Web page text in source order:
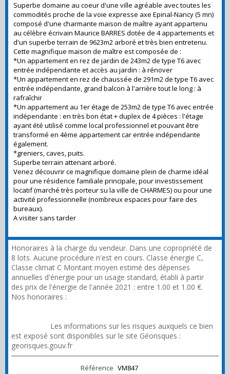
Superbe domaine au coeur d'une ville agréable avec toutes les
commodités proche de la voie expresse axe Epinal-Nancy (5 mn)
composé d'une charmante maison de maître ayant appartenu
au célèbre écrivain Maurice BARRES dotée de 4 appartements et
d'un superbe terrain de 9623m2 arboré et très bien entretenu.
Cette magnifique maison de maître est composée de :
*Un appartement en rez de jardin de 243m2 de type T6 avec
entrée indépendante et accès au jardin : à rénover
*Un appartement en rez de chaussée de 291m2 de type T6 avec
entrée indépendante, grand balcon à l'arrière tout le long : à
rafraîchir
*Un appartement au 1er étage de 253m2 de type T6 avec entrée
indépendante : en très bon état + duplex de 4 pièces : l'étage
ayant été utilisé comme local professionnel et pouvant être
transformé en 4ème appartement car entrée indépendante
également.
*greniers, caves, puits.
Superbe terrain attenant arboré.
Venez découvrir ce magnifique domaine plein de charme idéal
pour une résidence familiale principale, pour investissement
locatif (marché très porteur su la ville de CHARMES) ou pour une
activité professionnelle (nombreux espaces pour faire des
bureaux).
A visiter sans tarder
Honoraires à la charge du vendeur. Dans une copropriété de
8 lots. Aucune procédure n'est en cours. Classe énergie C,
Classe climat C Montant moyen estimé des dépenses
annuelles d'énergie pour un usage standard, établi à partir
des prix de l'énergie de l'année 2021 : entre 1.00 et 1.00 €.
Nos honoraires :
Les informations sur les risques auxquels ce bien
est exposé sont disponibles sur le site Géorisques :
georisques.gouv.fr
Référence VM847